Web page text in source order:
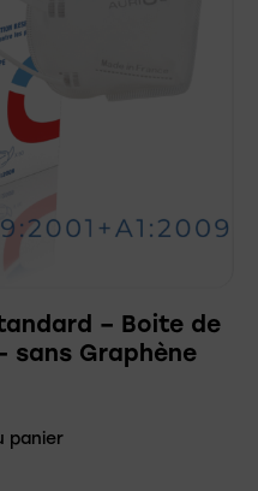
– Boite de
sans Graphène
panier